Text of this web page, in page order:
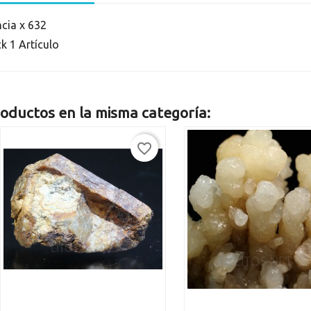
x 632
1 Artículo
en la misma categoría:
favorite_border